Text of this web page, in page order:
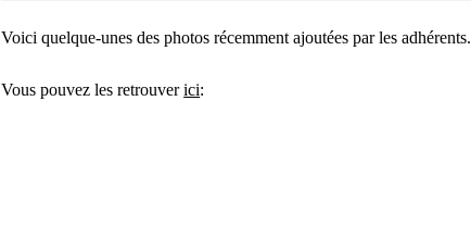
Voici quelque-unes des photos récemment ajoutées par les adhérents.
Vous pouvez les retrouverici: